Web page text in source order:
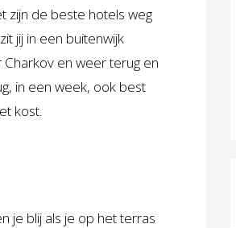
zijn de beste hotels weg
jij in een buitenwijk
en weer terug en
in een week, ook best
kost.
je blij als je op het terras